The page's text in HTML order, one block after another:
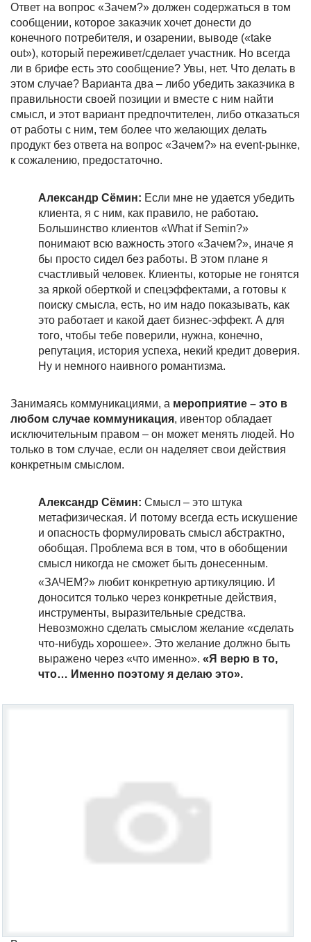
Ответ на вопрос «Зачем?» должен содержаться в том
сообщении, которое заказчик хочет донести до
конечного потребителя, и озарении, выводе («take
out»), который переживет/сделает участник. Но всегда
ли в брифе есть это сообщение? Увы, нет. Что делать в
этом случае? Варианта два – либо убедить заказчика в
правильности своей позиции и вместе с ним найти
смысл, и этот вариант предпочтителен, либо отказаться
от работы с ним, тем более что желающих делать
продукт без ответа на вопрос «Зачем?» на event-рынке,
к сожалению, предостаточно.
Александр Сёмин: Если мне не удается убедить
клиента, я с ним, как правило, не работаю.
Большинство клиентов «What if Semin?»
понимают всю важность этого «Зачем?», иначе я
бы просто сидел без работы. В этом плане я
счастливый человек. Клиенты, которые не гонятся
за яркой оберткой и спецэффектами, а готовы к
поиску смысла, есть, но им надо показывать, как
это работает и какой дает бизнес-эффект. А для
того, чтобы тебе поверили, нужна, конечно,
репутация, история успеха, некий кредит доверия.
Ну и немного наивного романтизма.
Занимаясь коммуникациями, а мероприятие – это в
любом случае коммуникация, ивентор обладает
исключительным правом – он может менять людей. Но
только в том случае, если он наделяет свои действия
конкретным смыслом.
Александр Сёмин: Смысл – это штука
метафизическая. И потому всегда есть искушение
и опасность формулировать смысл абстрактно,
обобщая. Проблема вся в том, что в обобщении
смысл никогда не сможет быть донесенным.
«ЗАЧЕМ?» любит конкретную артикуляцию. И
доносится только через конкретные действия,
инструменты, выразительные средства.
Невозможно сделать смыслом желание «сделать
что-нибудь хорошее». Это желание должно быть
выражено через «что именно». «Я верю в то,
что… Именно поэтому я делаю это».